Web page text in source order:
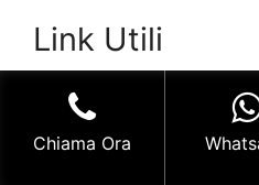
Link Utili
Serratura su Wikipedia:
dell’argomento data
on line.
Chiama Ora